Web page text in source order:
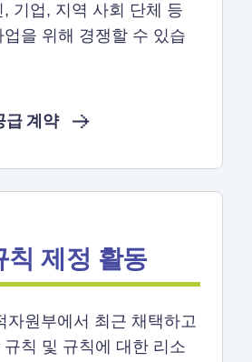
기업, 지역 사회 단체 등
을 위해 경쟁할 수 있습
급 계약
칙 제정 활동
자원부에서 최근 채택하고
칙 및 규칙에 대한 리소